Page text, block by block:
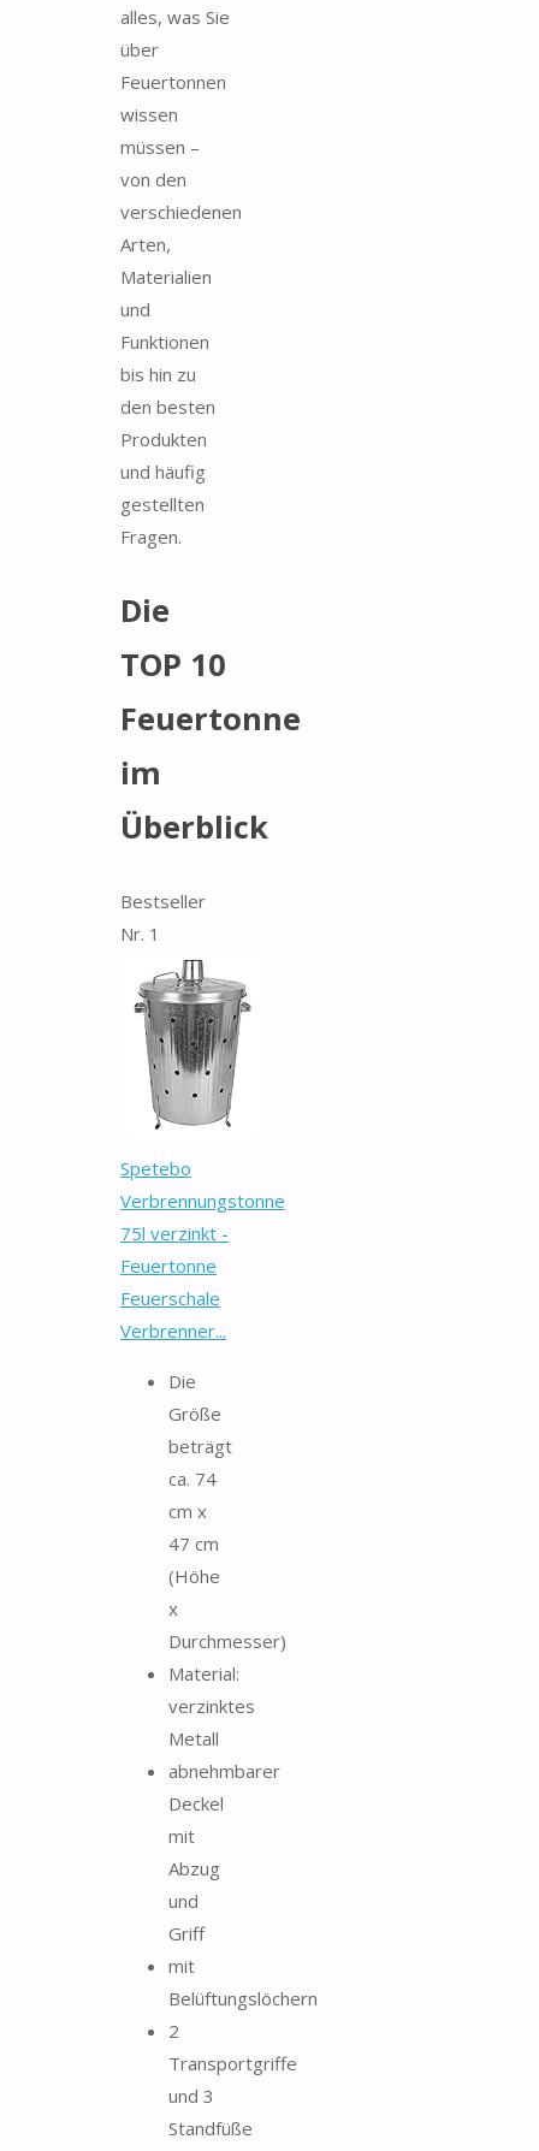
alles, was Sie
über
Feuertonnen
wissen
müssen –
von den
verschiedenen
Arten,
Materialien
und
Funktionen
bis hin zu
den besten
Produkten
und häufig
gestellten
Fragen.
Die
TOP 10
Feuertonne
im
Überblick
Bestseller
Nr. 1
Spetebo
Verbrennungstonne
75l verzinkt -
Feuertonne
Feuerschale
Verbrenner...
Die
Größe
beträgt
ca. 74
cm x
47 cm
(Höhe
x
Durchmesser)
Material:
verzinktes
Metall
abnehmbarer
Deckel
mit
Abzug
und
Griff
mit
Belüftungslöchern
2
Transportgriffe
und 3
Standfüße